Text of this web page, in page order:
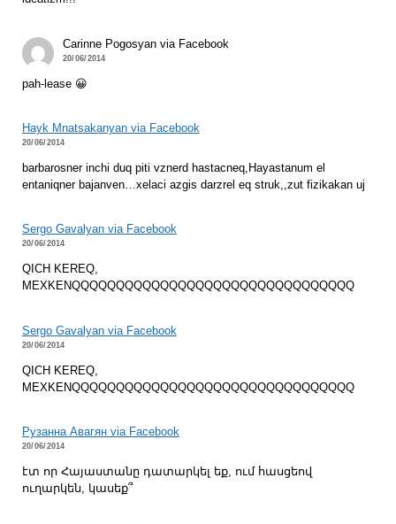
Carinne Pogosyan via Facebook
20/06/2014
pah-lease 😀
Hayk Mnatsakanyan via Facebook
20/06/2014
barbarosner inchi duq piti vznerd hastacneq,Hayastanum el
entaniqner bajanven…xelaci azgis darzrel eq struk,,zut fizikakan uj
Sergo Gavalyan via Facebook
20/06/2014
QICH KEREQ,
MEXKENQQQQQQQQQQQQQQQQQQQQQQQQQQQQQQQQ
Sergo Gavalyan via Facebook
20/06/2014
QICH KEREQ,
MEXKENQQQQQQQQQQQQQQQQQQQQQQQQQQQQQQQQ
Рузанна Авагян via Facebook
20/06/2014
էտ որ Հայաստանը դատարկել եք, ում հասցեով
ուղարկեն, կասեք՞